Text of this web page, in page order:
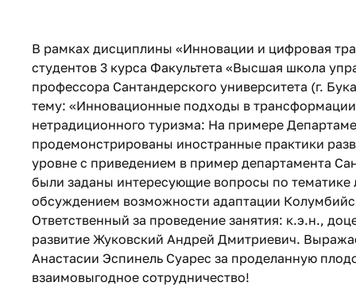
В рамках дисциплины «Инновации и цифровая
студентов 3 курса Факультета «Высшая школа
профессора Сантандерского университета (г.
тему: «Инновационные подходы в
нетрадиционного туризма: На примере
продемонстрированы иностранные практики
уровне с приведением в пример департамента
были заданы интересующие вопросы по тематике
обсуждением возможности адаптации
Ответственный за проведение занятия: к.э.н.,
развитие Жуковский Андрей Дмитриевич.
Анастасии Эспинель Суарес за проделанную
взаимовыгодное сотрудничество!